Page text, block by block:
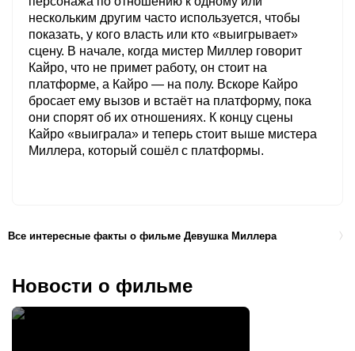
нескольким другим часто используется, чтобы
показать, у кого власть или кто «выигрывает»
сцену. В начале, когда мистер Миллер говорит
Кайро, что не примет работу, он стоит на
платформе, а Кайро — на полу. Вскоре Кайро
бросает ему вызов и встаёт на платформу, пока
они спорят об их отношениях. К концу сцены
Кайро «выиграла» и теперь стоит выше мистера
Миллера, который сошёл с платформы.
Все интересные факты о фильме Девушка Миллера
Новости о фильме